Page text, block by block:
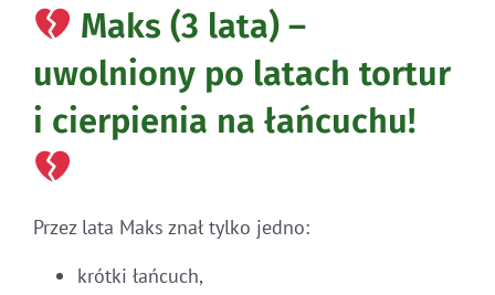
Maks (3 lata) –
uwolniony po latach tortur
i cierpienia na łańcuchu!
Przez lata Maks znał tylko jedno:
krótki łańcuch,